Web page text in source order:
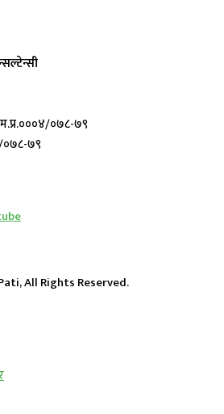
म.प्र.०००४/०७८-७९
७९
All Rights Reserved.